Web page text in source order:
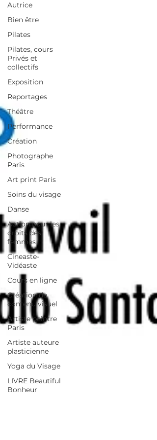
Autrice
Bien être
Pilates
Pilates, cours
Privés et
collectifs
Exposition
Reportages
Théâtre
Performance
Création
Photographe
Paris
Art print Paris
Soins du visage
Danse
Action pour les
droits des
femmes
Cineaste-
Vidéaste
Cours en ligne
Création de
contenu visuel
Artiste peintre
Paris
Artiste auteure
plasticienne
Yoga du Visage
LIVRE Beautiful
Bonheur